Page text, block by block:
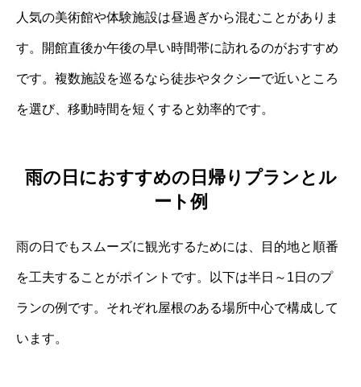
人気の美術館や体験施設は昼過ぎから混むことがありま
す。開館直後か午後の早い時間帯に訪れるのがおすすめ
です。複数施設を巡るなら徒歩やタクシーで近いところ
を選び、移動時間を短くすると効率的です。
雨の日におすすめの日帰りプランとル
ート例
雨の日でもスムーズに観光するためには、目的地と順番
を工夫することがポイントです。以下は半日～1日のプ
ランの例です。それぞれ屋根のある場所中心で構成して
います。